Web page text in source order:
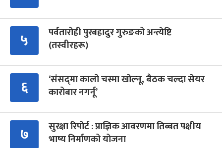
५
पर्वतारोही पुरबहादुर गुरुङको अन्त्येष्टि
(तस्वीरहरू)
६
‘संसद्‍मा कालो चस्मा खोल्नू, बैठक चल्दा सेयर
कारोबार नगर्नू’
७
सुरक्षा रिपोर्ट : प्राज्ञिक आवरणमा तिब्बत पक्षीय
भाष्य निर्माणको योजना